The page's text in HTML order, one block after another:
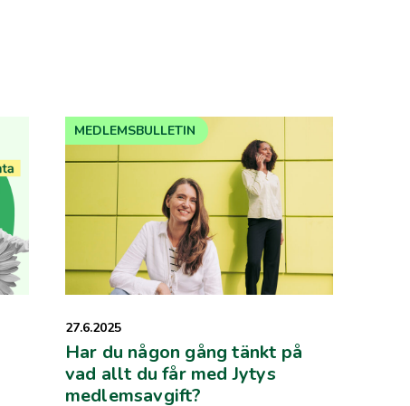
27.6.2025
Har du någon gång tänkt på
vad allt du får med Jytys
medlemsavgift?
MEDLEMSBULLETIN